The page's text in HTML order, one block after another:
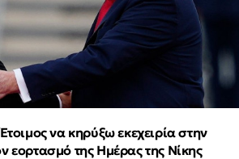
να κηρύξω εκεχειρία στην
εορτασμό της Ημέρας της Νίκης